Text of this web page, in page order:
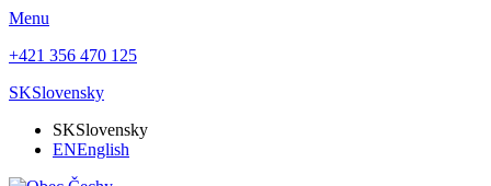
Menu
+421 356 470 125
SKSlovensky
SKSlovensky
ENEnglish